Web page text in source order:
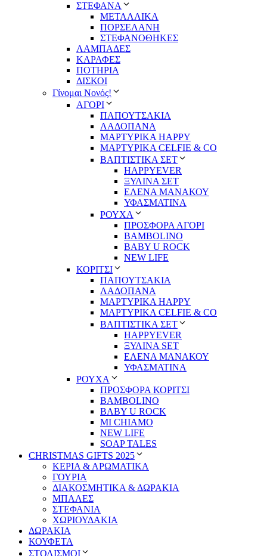
ΣΤΕΦΑΝΑ
ΜΕΤΑΛΛΙΚΑ
ΠΟΡΣΕΛΑΝΗ
ΣΤΕΦΑΝΟΘΗΚΕΣ
ΛΑΜΠΑΔΕΣ
ΚΑΡΑΦΕΣ
ΠΟΤΗΡΙΑ
ΔΙΣΚΟΙ
Γίνομαι Νονός!
ΑΓΟΡΙ
ΠΑΠΟΥΤΣΑΚΙΑ
ΛΑΔΟΠΑΝΑ
ΜΑΡΤΥΡΙΚΑ HAPPY
ΜΑΡΤΥΡΙΚΑ CELFIE & CO
ΒΑΠΤΙΣΤΙΚΑ ΣΕΤ
HAPPYEVER
ΞΥΛΙΝΑ ΣΕΤ
ΕΛΕΝΑ ΜΑΝΑΚΟΥ
ΥΦΑΣΜΑΤΙΝΑ
ΡΟΥΧΑ
ΠΡΟΣΦΟΡΑ ΑΓΟΡΙ
BAMBOLINO
BABY U ROCK
NEW LIFE
ΚΟΡΙΤΣΙ
ΠΑΠΟΥΤΣΑΚΙΑ
ΛΑΔΟΠΑΝΑ
ΜΑΡΤΥΡΙΚΑ HAPPY
ΜΑΡΤΥΡΙΚΑ CELFIE & CO
ΒΑΠΤΙΣΤΙΚΑ ΣΕΤ
HAPPYEVER
ΞΥΛΙΝΑ SET
ΕΛΕΝΑ ΜΑΝΑΚΟΥ
ΥΦΑΣΜΑΤΙΝΑ
ΡΟΥΧΑ
ΠΡΟΣΦΟΡΑ ΚΟΡΙΤΣΙ
BAMBOLINO
BABY U ROCK
MI CHIAMO
NEW LIFE
SOAP TALES
CHRISTMAS GIFTS 2025
ΚΕΡΙΑ & ΑΡΩΜΑΤΙΚΑ
ΓΟΥΡΙΑ
ΔΙΑΚΟΣΜΗΤΙΚΑ & ΔΩΡΑΚΙΑ
ΜΠΑΛΕΣ
ΣΤΕΦΑΝΙΑ
ΧΩΡΙΟΥΔΑΚΙΑ
ΔΩΡΑΚΙΑ
ΚΟΥΦΕΤΑ
ΣΤΟΛΙΣΜΟΙ